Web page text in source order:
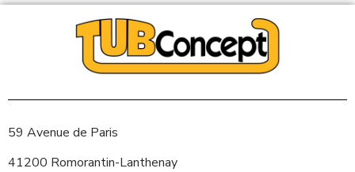
59 Avenue de Paris
41200 Romorantin-Lanthenay